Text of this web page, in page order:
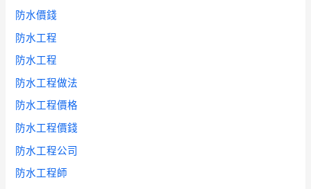
防水價錢
防水工程
防水工程
防水工程做法
防水工程價格
防水工程價錢
防水工程公司
防水工程師